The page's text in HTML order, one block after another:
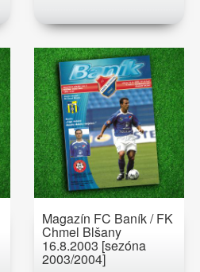
Magazín FC Baník / FK
Chmel Blšany
16.8.2003 [sezóna
2003/2004]